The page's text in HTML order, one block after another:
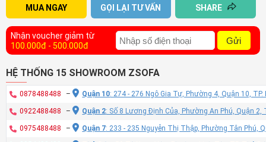
MUA NGAY GỌI LẠI TƯ VẤN SHARE
Nhận voucher giảm từ
100.000đ - 500.000đ
Gửi
HỆ THỐNG 15 SHOWROOM ZSOFA
0878488488 – Quận 10: 274 - 276 Ngô Gia Tự, Phường 4, Quận 10, TP.
0922488488 – Quận 2: Số 8 Lương Định Của, Phường An Phú, Quận 2,
0975488488 – Quận 7: 233 - 235 Nguyễn Thị Thập, Phường Tân Phú,